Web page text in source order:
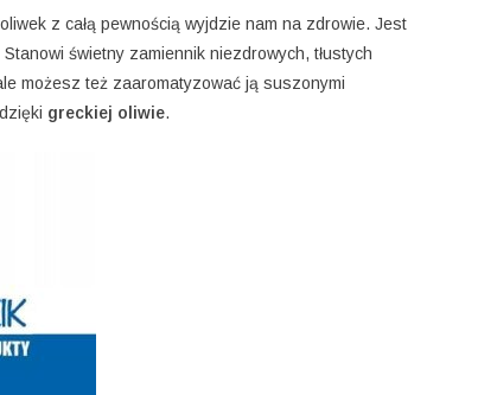
z całą pewnością wyjdzie nam na zdrowie. Jest
świetny zamiennik niezdrowych, tłustych
możesz też zaaromatyzować ją suszonymi
greckiej oliwie.